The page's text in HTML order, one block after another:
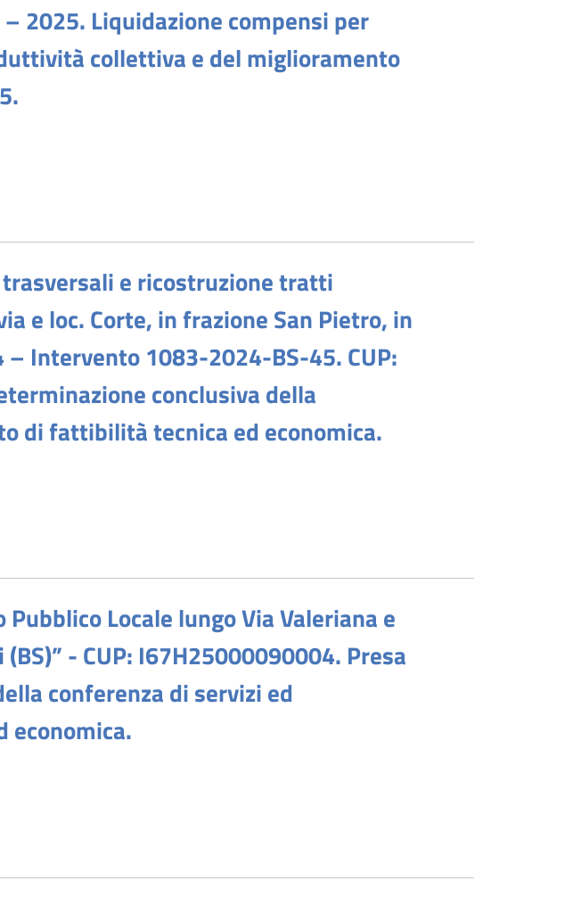
2025. Liquidazione compensi per
collettiva e del miglioramento
e ricostruzione tratti
e loc. Corte, in frazione San Pietro, in
– Intervento 1083-2024-BS-45. CUP:
conclusiva della
di fattibilità tecnica ed economica.
Locale lungo Via Valeriana e
- CUP: I67H25000090004. Presa
conferenza di servizi ed
economica.